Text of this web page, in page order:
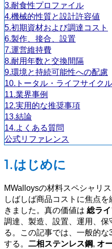
3.耐食性プロファイル
4.機械的性質と設計許容値
5.初期資材および調達コスト
6.製作、接合、設置
7.運営維持費
8.耐用年数と交換間隔
9.環境と持続可能性への配慮
10.トータル・ライフサイク
11.業界事例
12.実用的な推奨事項
13.結論
14.よくある質問
公式リファレンス
1.はじめに
MWalloysの材料スペシャリ
しばしば商品コストに焦点
きました。真の価値は 総ラ
調達、製造、設置、運用、
る。この記事では、一般的
する。 二相ステンレス鋼, オ